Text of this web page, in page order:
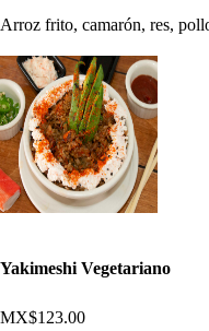
Arroz frito, camarón, res,
Yakimeshi Vegetariano
MX$123.00